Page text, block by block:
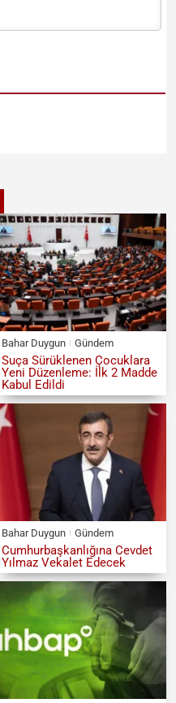
Bahar Duygun Gündem
Suça Sürüklenen Çocuklara
Yeni Düzenleme: İlk 2 Madde
Kabul Edildi
Bahar Duygun Gündem
Cumhurbaşkanlığına Cevdet
Yılmaz Vekalet Edecek